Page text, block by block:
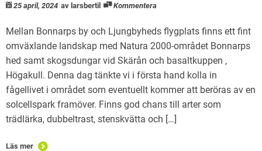
Natursnokarna
För nedladdning.
Maglaby kärr – restaurering
25 april, 2024 av larsbertil Kommentera
Mellan Bonnarps by och Ljungbyheds flygplats finns ett fint
omväxlande landskap med Natura 2000-området Bonnarps
hed samt skogsdungar vid Skärån och basaltkuppen ,
Högakull. Denna dag tänkte vi i första hand kolla in
fågellivet i området som eventuellt kommer att beröras av en
solcellspark framöver. Finns god chans till arter som
trädlärka, dubbeltrast, stenskvätta och […]
Läs mer